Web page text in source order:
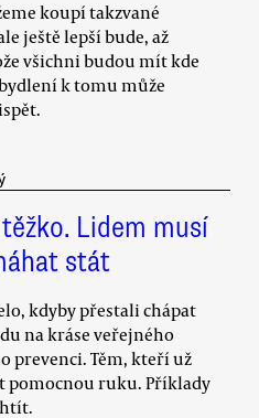
koupí takzvané
ještě lepší bude, až
všichni budou mít kde
k tomu může
Lidem musí
stát
kdyby přestali chápat
na kráse veřejného
prevenci. Těm, kteří už
pomocnou ruku. Příklady